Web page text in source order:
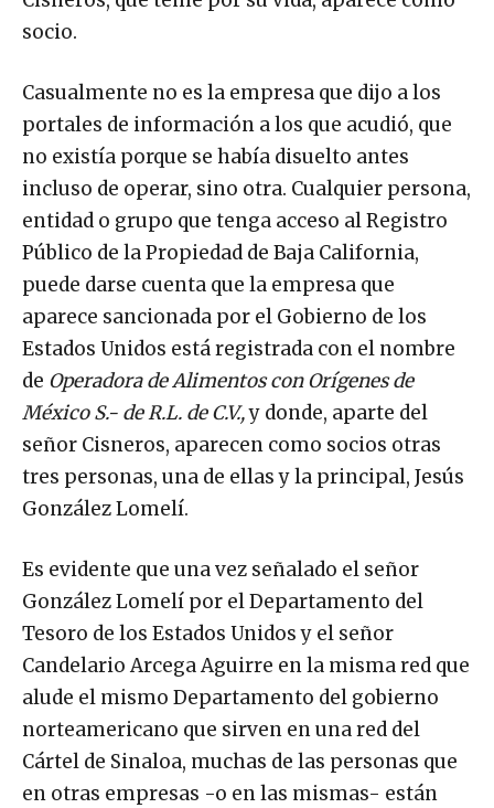
socio.
Casualmente no es la empresa que dijo a los
portales de información a los que acudió, que
no existía porque se había disuelto antes
incluso de operar, sino otra. Cualquier persona,
entidad o grupo que tenga acceso al Registro
Público de la Propiedad de Baja California,
puede darse cuenta que la empresa que
aparece sancionada por el Gobierno de los
Estados Unidos está registrada con el nombre
de Operadora de Alimentos con Orígenes de
México S.- de R.L. de C.V.,y donde, aparte del
señor Cisneros, aparecen como socios otras
tres personas, una de ellas y la principal, Jesús
González Lomelí.
Es evidente que una vez señalado el señor
González Lomelí por el Departamento del
Tesoro de los Estados Unidos y el señor
Candelario Arcega Aguirre en la misma red que
alude el mismo Departamento del gobierno
norteamericano que sirven en una red del
Cártel de Sinaloa, muchas de las personas que
en otras empresas -o en las mismas- están